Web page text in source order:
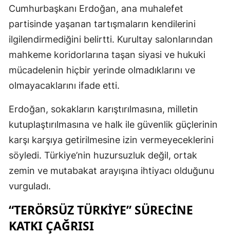
Cumhurbaşkanı Erdoğan, ana muhalefet
partisinde yaşanan tartışmaların kendilerini
ilgilendirmediğini belirtti. Kurultay salonlarından
mahkeme koridorlarına taşan siyasi ve hukuki
mücadelenin hiçbir yerinde olmadıklarını ve
olmayacaklarını ifade etti.
Erdoğan, sokakların karıştırılmasına, milletin
kutuplaştırılmasına ve halk ile güvenlik güçlerinin
karşı karşıya getirilmesine izin vermeyeceklerini
söyledi. Türkiye’nin huzursuzluk değil, ortak
zemin ve mutabakat arayışına ihtiyacı olduğunu
vurguladı.
“TERÖRSÜZ TÜRKIYE” SÜRECINE
KATKI ÇAĞRISI